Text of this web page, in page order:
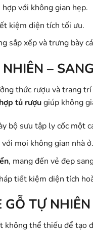
hợp với không gian hẹp.
kiệm diện tích tối ưu.
sắp xếp và trưng bày
–
thức rượu và trang
tủ rượugiúp không
bộ sưu tập ly cốc một
mọi không gian nhà ở.
, mang đến vẻ đẹp
tiết kiệm diện tích
GỖ TỰ
không thể thiếu để tạo